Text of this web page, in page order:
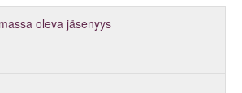
oleva jäsenyys